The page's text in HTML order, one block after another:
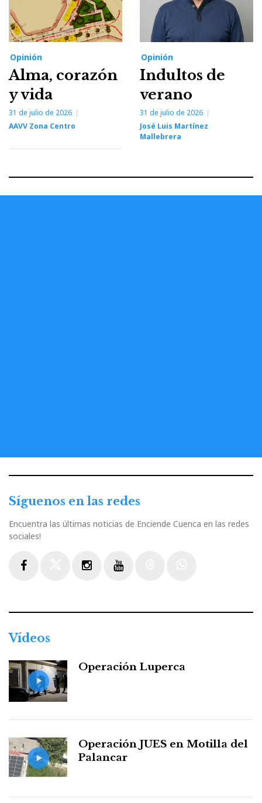
Opinión
Alma, corazón
y vida
31 de julio de 2026
AAVV Zona Centro
Opinión
Indultos de
verano
31 de julio de 2026
José Luis Martínez
Mallebrera
Síguenos en las redes
Encuentra las últimas noticias de Enciende Cuenca en las redes
sociales!
Vídeos
Operación Luperca
Operación JUES en Motilla del
Palancar